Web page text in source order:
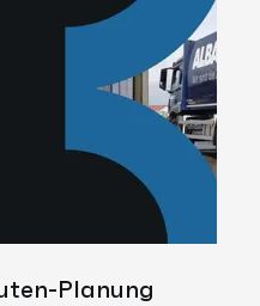
Planung